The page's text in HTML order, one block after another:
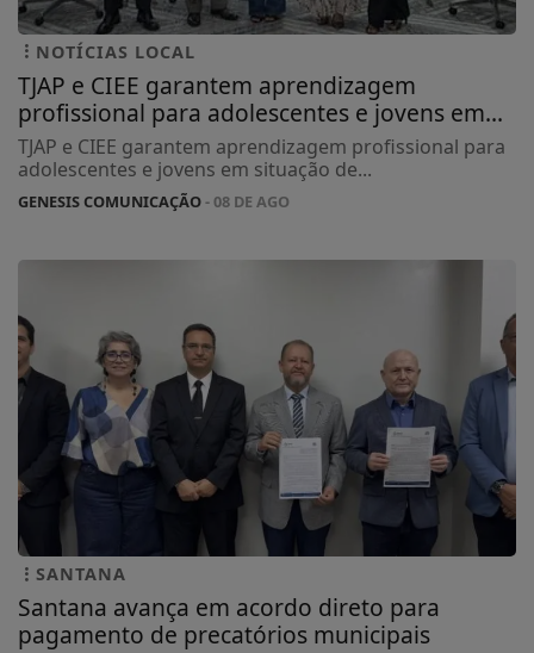
NOTÍCIAS LOCAL
TJAP e CIEE garantem aprendizagem
profissional para adolescentes e jovens em...
TJAP e CIEE garantem aprendizagem profissional para
adolescentes e jovens em situação de...
GENESIS COMUNICAÇÃO- 08 DE AGO
SANTANA
Santana avança em acordo direto para
pagamento de precatórios municipais